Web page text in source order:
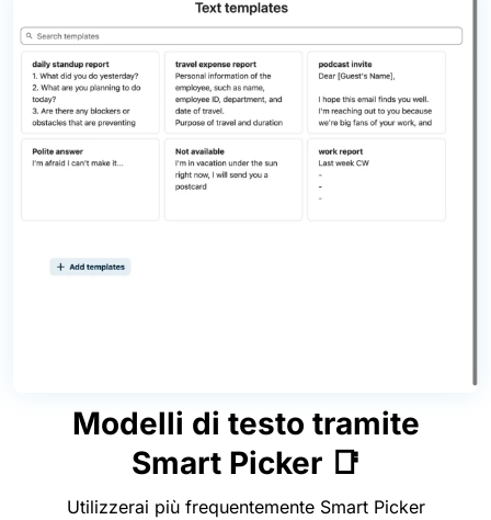
Modelli di testo tramite
Smart Picker 📑
Utilizzerai più frequentemente Smart Picker